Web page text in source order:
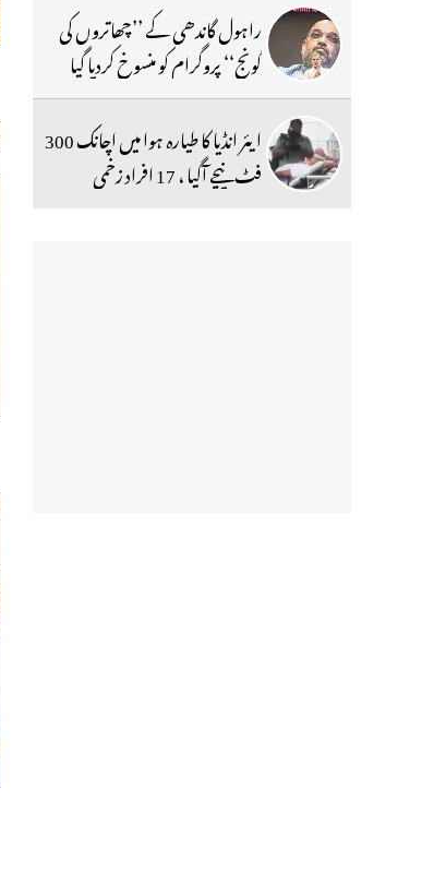
راہول گاندھی کے ’’چھاتروں کی
گونج‘‘ پروگرام کو منسوخ کردیا گیا
ایئر انڈیا کا طیارہ ہوا میں اچانک 300
فٹ نیچے آگیا ، 17 افراد زخمی